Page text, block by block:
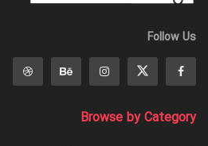
Follow Us
Browse by Category